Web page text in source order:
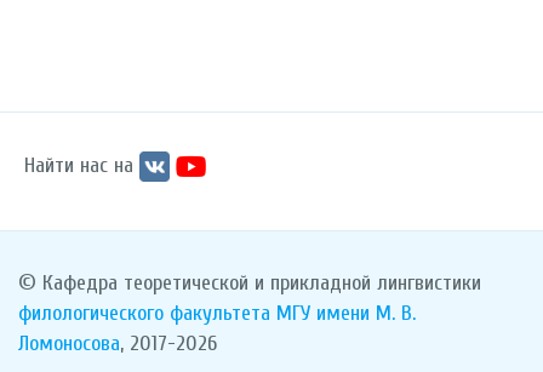
Найти нас на
© Кафедра теоретической и прикладной лингвистики
филологического факультета МГУ имени М. В.
Ломоносова, 2017-2026